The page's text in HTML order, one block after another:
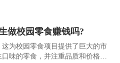
做校园零食赚钱吗?
为校园零食项目提供了巨大的市
味的零食，并注重品质和价格的